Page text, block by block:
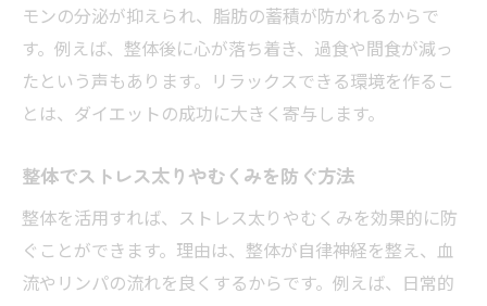
モンの分泌が抑えられ、脂肪の蓄積が防がれるからで
す。例えば、整体後に心が落ち着き、過食や間食が減っ
たという声もあります。リラックスできる環境を作るこ
とは、ダイエットの成功に大きく寄与します。
整体でストレス太りやむくみを防ぐ方法
整体を活用すれば、ストレス太りやむくみを効果的に防
ぐことができます。理由は、整体が自律神経を整え、血
流やリンパの流れを良くするからです。例えば、日常的